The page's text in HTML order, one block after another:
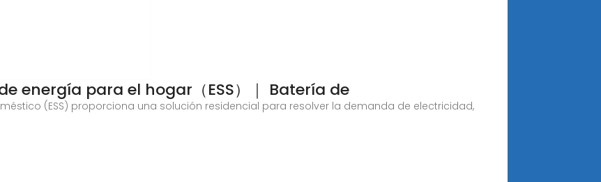
energía para el hogar（ESS）｜ Batería de
(ESS) proporciona una solución residencial para resolver la demanda de electricidad,